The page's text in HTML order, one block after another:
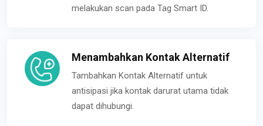
melakukan scan pada Tag Smart ID.
Menambahkan Kontak Alternatif
Tambahkan Kontak Alternatif untuk
antisipasi jika kontak darurat utama tidak
dapat dihubungi.